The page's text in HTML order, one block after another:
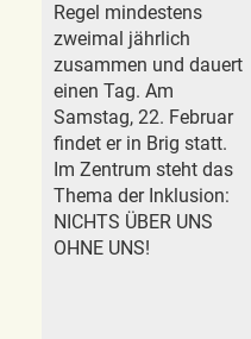
Regel mindestens
zweimal jährlich
zusammen und dauert
einen Tag. Am
Samstag, 22. Februar
findet er in Brig statt.
Im Zentrum steht das
Thema der Inklusion:
NICHTS ÜBER UNS
OHNE UNS!